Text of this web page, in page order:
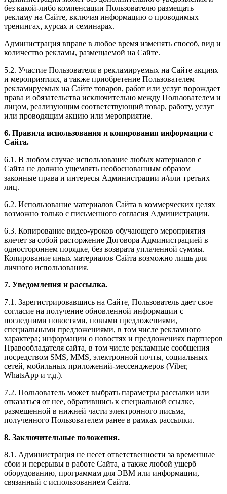
без какой-либо компенсации Пользователю размещать
рекламу на Сайте, включая информацию о проводимых
тренингах, курсах и семинарах.
Администрация вправе в любое время изменять способ, вид и
количество рекламы, размещаемой на Сайте.
5.2. Участие Пользователя в рекламируемых на Сайте акциях
и мероприятиях, а также приобретение Пользователем
рекламируемых на Сайте товаров, работ или услуг порождает
права и обязательства исключительно между Пользователем и
лицом, реализующим соответствующий товар, работу, услуг
или проводящим акцию или мероприятие.
6. Правила использования и копирования информации с
Сайта.
6.1. В любом случае использование любых материалов с
Сайта не должно ущемлять необоснованным образом
законные права и интересы Администрации и/или третьих
лиц.
6.2. Использование материалов Сайта в коммерческих целях
возможно только с письменного согласия Администрации.
6.3. Копирование видео-уроков обучающего мероприятия
влечет за собой расторжение Договора Администрацией в
одностороннем порядке, без возврата уплаченной суммы.
Копирование иных материалов Сайта возможно лишь для
личного использования.
7. Уведомления и рассылка.
7.1. Зарегистрировавшись на Сайте, Пользователь дает свое
согласие на получение обновленной информации с
последними новостями, новыми предложениями,
специальными предложениями, в том числе рекламного
характера; информации о новостях и предложениях партнеров
Правообладателя сайта, в том числе рекламные сообщения
посредством SMS, MMS, электронной почты, социальных
сетей, мобильных приложений-мессенджеров (Viber,
WhatsApp и т.д.).
7.2. Пользователь может выбрать параметры рассылки или
отказаться от нее, обратившись к специальной ссылке,
размещенной в нижней части электронного письма,
полученного Пользователем ранее в рамках рассылки.
8. Заключительные положения.
8.1. Администрация не несет ответственности за временные
сбои и перерывы в работе Сайта, а также любой ущерб
оборудованию, программам для ЭВМ или информации,
связанный с использованием Сайта.